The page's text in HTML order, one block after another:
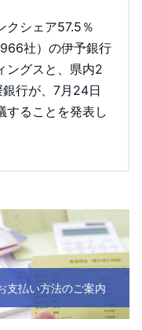
クシェア57.5％
社）の伊予銀行
ングスと、県内2
行が、7月24日
することを発表し
支払い方法のご案内